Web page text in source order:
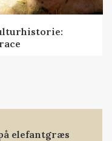
elefantgræs